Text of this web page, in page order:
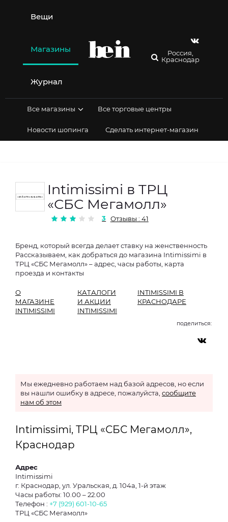
содержимому
Вещи
Магазины
Журнал
Россия,
Краснодар
Все магазины Все торговые центры
Новости шопинга Сделать интернет-магазин
Intimissimi в ТРЦ
«СБС Мегамолл»
3 Отзывы : 41
Бренд, который всегда делает ставку на женственность
Рассказываем, как добраться до магазина Intimissimi в
ТРЦ «СБС Мегамолл» – адрес, часы работы, карта
проезда и контакты
О
МАГАЗИНЕ
INTIMISSIMI
КАТАЛОГИ
И АКЦИИ
INTIMISSIMI
INTIMISSIMI В
КРАСНОДАРЕ
поделиться:
Мы ежедневно работаем над базой адресов, но если
вы нашли ошибку в адресе, пожалуйста, сообщите
нам об этом
Intimissimi, ТРЦ «СБС Мегамолл»,
Краснодар
Адрес
Intimissimi
г. Краснодар, ул. Уральская, д. 104а, 1-й этаж
Часы работы: 10.00 – 22.00
Телефон : +7 (929) 601-10-65
ТРЦ «СБС Мегамолл»